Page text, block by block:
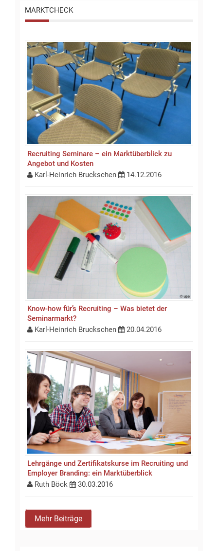
MARKTCHECK
Recruiting Seminare – ein Marktüberblick zu
Angebot und Kosten
Karl-Heinrich Bruckschen
14.12.2016
Know-how für’s Recruiting – Was bietet der
Seminarmarkt?
Karl-Heinrich Bruckschen
20.04.2016
Lehrgänge und Zertifikatskurse im Recruiting und
Employer Branding: ein Marktüberblick
Ruth Böck
30.03.2016
Mehr Beiträge